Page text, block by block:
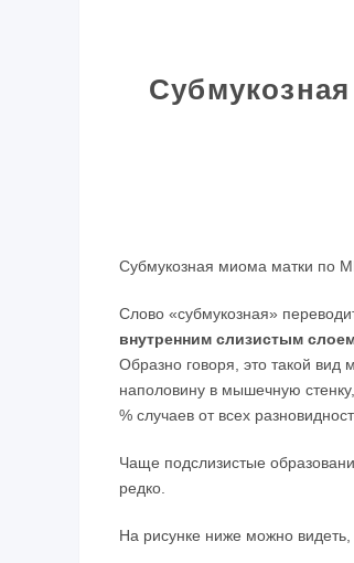
Субмукозная миома матки по
Слово «субмукозная»
внутренним слизистым
Образно говоря, это такой вид
наполовину в мышечную
% случаев от всех
Чаще подслизистые
редко.
На рисунке ниже можно